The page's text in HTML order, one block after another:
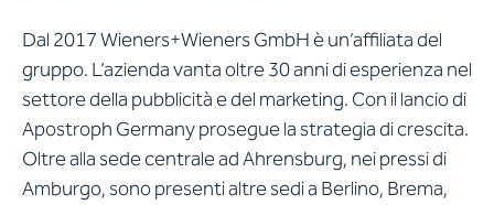
Dal 2017 Wieners+Wieners GmbH è un’affiliata del
gruppo. L’azienda vanta oltre 30 anni di esperienza nel
settore della pubblicità e del marketing. Con il lancio di
Apostroph Germany prosegue la strategia di crescita.
Oltre alla sede centrale ad Ahrensburg, nei pressi di
Amburgo, sono presenti altre sedi a Berlino, Brema,